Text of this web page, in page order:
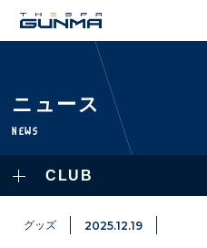
TOP TEAM
PLAYERS / STAFFS
選手・スタッフ一覧
GAMES
ニュース
NEWS
CLUB
グッズ 2025.12.19